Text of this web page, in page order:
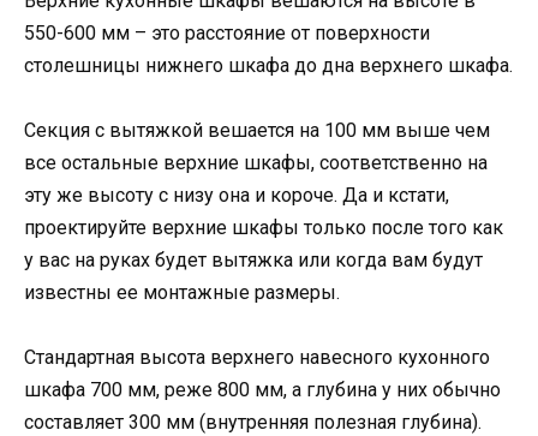
550-600 мм – это расстояние от поверхности
столешницы нижнего шкафа до дна верхнего шкафа.
Секция с вытяжкой вешается на 100 мм выше чем
все остальные верхние шкафы, соответственно на
эту же высоту с низу она и короче. Да и кстати,
проектируйте верхние шкафы только после того как
у вас на руках будет вытяжка или когда вам будут
известны ее монтажные размеры.
Стандартная высота верхнего навесного кухонного
шкафа 700 мм, реже 800 мм, а глубина у них обычно
составляет 300 мм (внутренняя полезная глубина).